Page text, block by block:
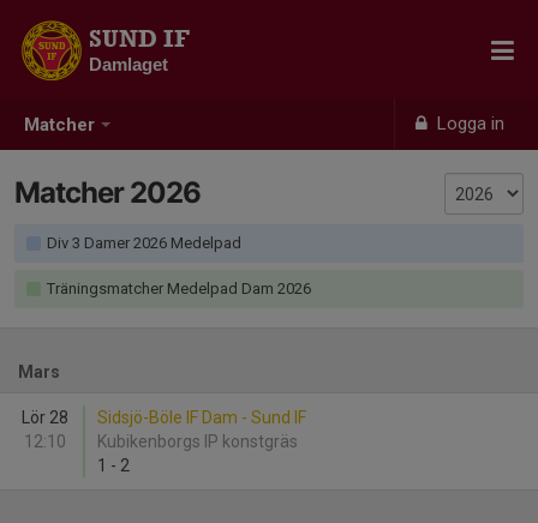
Matcher Logga in
SUND IF
Damlaget
Matcher 2026
Div 3 Damer 2026 Medelpad
Träningsmatcher Medelpad Dam 2026
Mars
Lör 28
12:10
Sidsjö-Böle IF Dam - Sund IF
Kubikenborgs IP konstgräs
1 - 2